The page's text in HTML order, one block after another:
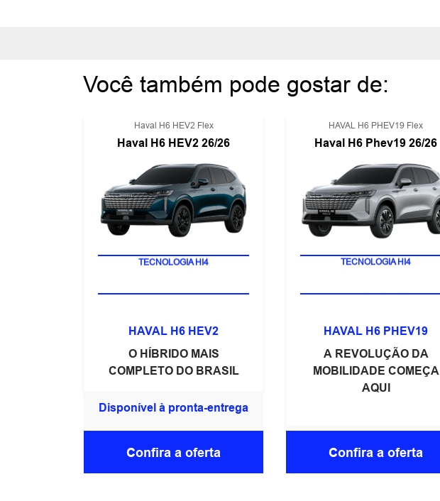
Você também pode gostar de:
Haval H6 HEV2 Flex
Haval H6 HEV2 26/26
TECNOLOGIA HI4
HAVAL H6 HEV2
O HÍBRIDO MAIS
COMPLETO DO BRASIL
Disponível à pronta-entrega
Confira a oferta
HAVAL H6 PHEV19 Flex
Haval H6 Phev19 26/26
TECNOLOGIA HI4
HAVAL H6 PHEV19
A REVOLUÇÃO DA
MOBILIDADE COMEÇA
AQUI
Confira a oferta